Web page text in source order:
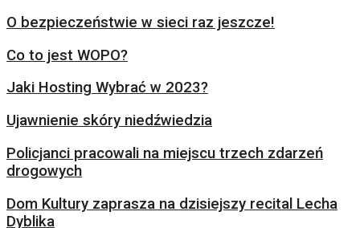
O bezpieczeństwie w sieci raz jeszcze!
Co to jest WOPO?
Jaki Hosting Wybrać w 2023?
Ujawnienie skóry niedźwiedzia
Policjanci pracowali na miejscu trzech zdarzeń
drogowych
Dom Kultury zaprasza na dzisiejszy recital Lecha
Dyblika